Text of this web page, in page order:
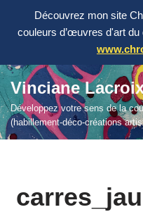
Découvrez mon site
couleurs d’œuvres d'art du
Aller
au
contenu
Vinciane
Développez votre sens de la
(habillement-déco-créations